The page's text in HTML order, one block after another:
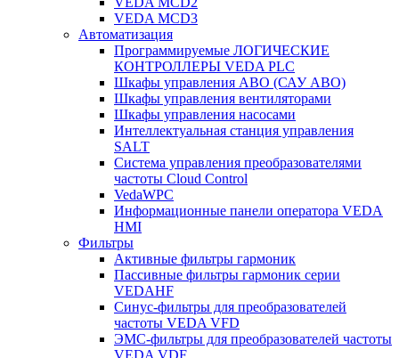
VEDA MCD3
Автоматизация
Программируемые ЛОГИЧЕСКИЕ
КОНТРОЛЛЕРЫ VEDA PLC
Шкафы управления АВО (САУ АВО)
Шкафы управления вентиляторами
Шкафы управления насосами
Интеллектуальная станция управления
SALT
Система управления преобразователями
частоты Cloud Control
VedaWPC
Информационные панели оператора VEDA
HMI
Фильтры
Активные фильтры гармоник
Пассивные фильтры гармоник серии
VEDAHF
Синус-фильтры для преобразователей
частоты VEDA VFD
ЭМС-фильтры для преобразователей частоты
VEDA VDF